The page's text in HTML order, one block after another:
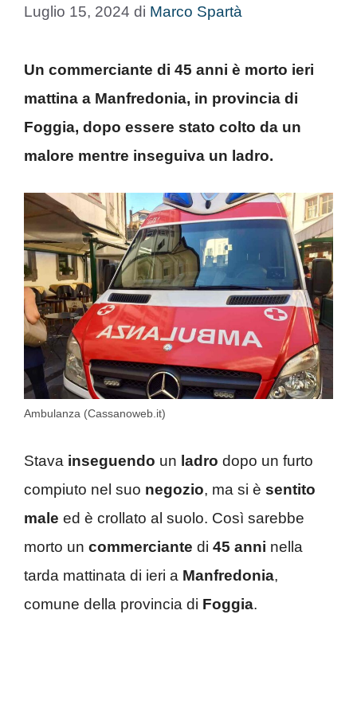
Luglio 15, 2024 di Marco Spartà
Un commerciante di 45 anni è morto ieri
mattina a Manfredonia, in provincia di
Foggia, dopo essere stato colto da un
malore mentre inseguiva un ladro.
Ambulanza (Cassanoweb.it)
Stava inseguendo un ladro dopo un furto
compiuto nel suo negozio, ma si è sentito
male ed è crollato al suolo. Così sarebbe
morto un commerciante di 45 anni nella
tarda mattinata di ieri a Manfredonia,
comune della provincia di Foggia.